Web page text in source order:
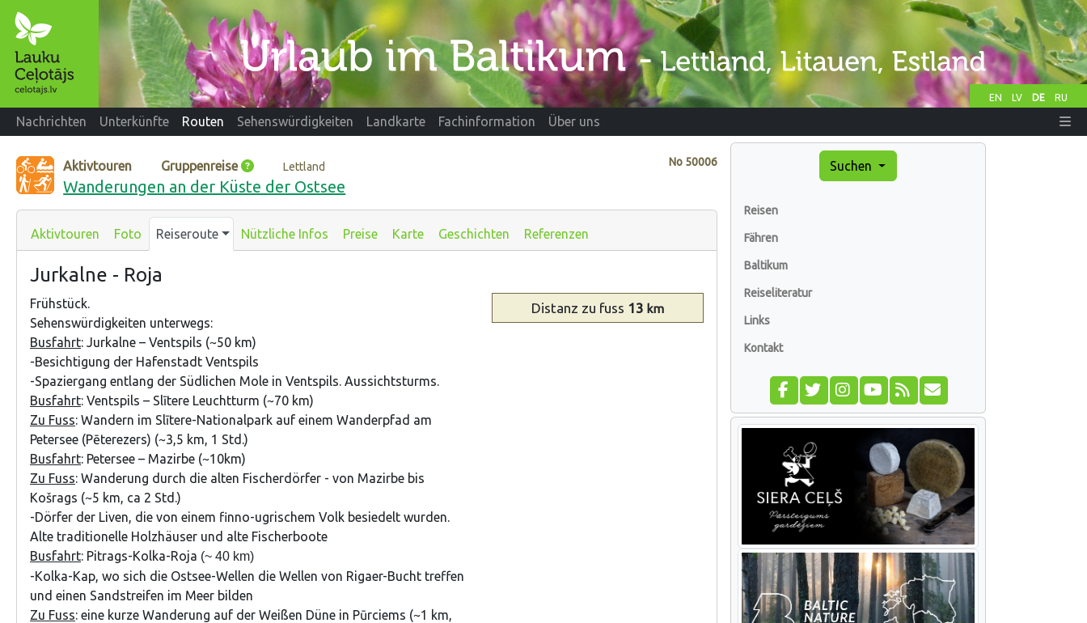
EN LV DE RU
Nachrichten Unterkünfte Routen Sehenswürdigkeiten Landkarte Fachinformation Über uns
No 50006
Aktivtouren Gruppenreise Lettland
Wanderungen an der Küste der Ostsee
Aktivtouren Foto Reiseroute Nützliche Infos Preise Karte Geschichten Referenzen
Jurkalne - Roja
Frühstück.
Sehenswürdigkeiten unterwegs:
Busfahrt: Jurkalne – Ventspils (~50 km)
-Besichtigung der Hafenstadt Ventspils
-Spaziergang entlang der Südlichen Mole in Ventspils. Aussichtsturms.
Busfahrt: Ventspils – Slītere Leuchtturm (~70 km)
Zu Fuss: Wandern im Slītere-Nationalpark auf einem Wanderpfad am
Petersee (Pēterezers) (~3,5 km, 1 Std.)
Busfahrt: Petersee – Mazirbe (~10km)
Zu Fuss: Wanderung durch die alten Fischerdörfer - von Mazirbe bis
Košrags (~5 km, ca 2 Std.)
-Dörfer der Liven, die von einem finno-ugrischem Volk besiedelt wurden.
Alte traditionelle Holzhäuser und alte Fischerboote
Busfahrt: Pitrags-Kolka-Roja (~ 40 km)
-Kolka-Kap, wo sich die Ostsee-Wellen die Wellen von Rigaer-Bucht treffen
und einen Sandstreifen im Meer bilden
Zu Fuss: eine kurze Wanderung auf der Weißen Düne in Pūrciems (~1 km,
Distanz zu fuss 13 km
Suchen
Reisen
Fähren
Baltikum
Reiseliteratur
Links
Kontakt